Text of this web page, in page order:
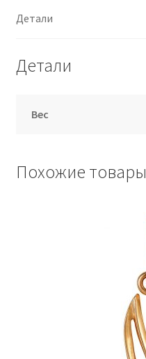
Детали
Детали
Вес
Похожие товары